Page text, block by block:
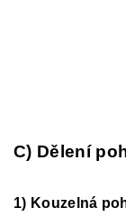
C) Dělení
1) Kouzelná